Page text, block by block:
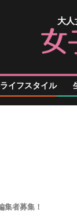
大人
ライフスタイル
者募集！